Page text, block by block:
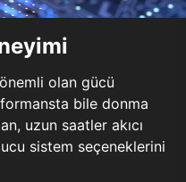
olan gücü
bile donma
uzun saatler akıcı
sistem seçeneklerini